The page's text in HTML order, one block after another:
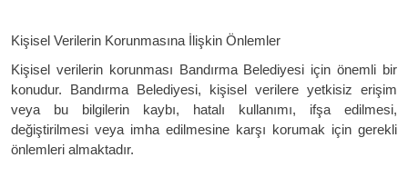
Kişisel Verilerin Korunmasına İlişkin Önlemler
Kişisel verilerin korunması Bandırma Belediyesi için önemli bir
konudur. Bandırma Belediyesi, kişisel verilere yetkisiz erişim
veya bu bilgilerin kaybı, hatalı kullanımı, ifşa edilmesi,
değiştirilmesi veya imha edilmesine karşı korumak için gerekli
önlemleri almaktadır.